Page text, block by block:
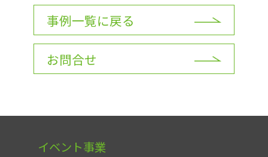
事例一覧に戻る
お問合せ
イベント事業